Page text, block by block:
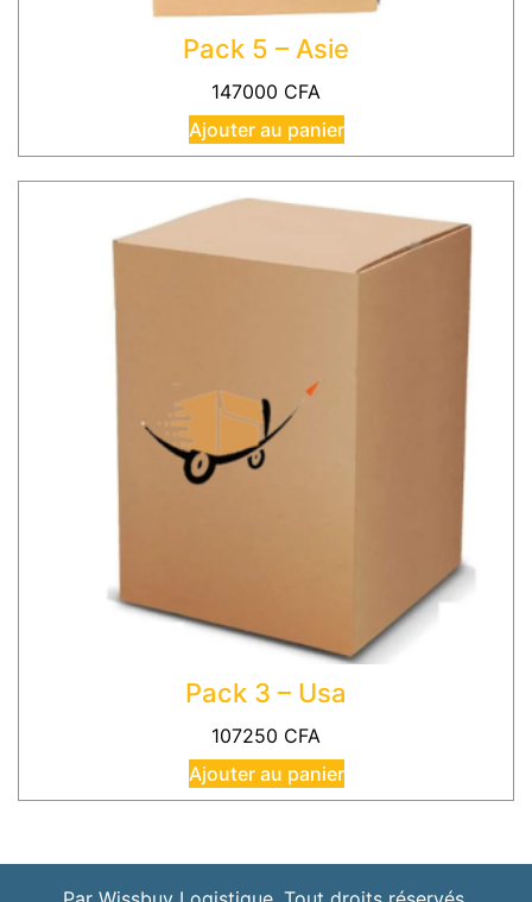
Pack 5 – Asie
147000 CFA
Ajouter au panier
Pack 3 – Usa
107250 CFA
Ajouter au panier